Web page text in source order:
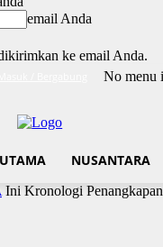
email Anda
ke email Anda.
No menu
NUSANTARA
Ini Kronologi